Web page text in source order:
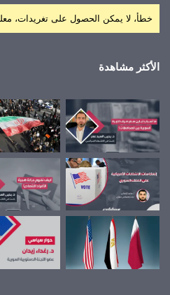
خطأ، لا يمكن الحصول على تغريدات،
الأكثر مشاهدة